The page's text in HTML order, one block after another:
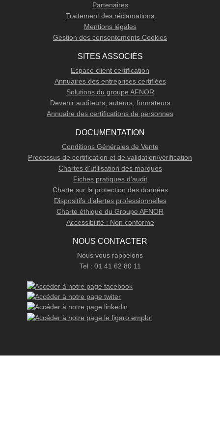
Partenaires
Traitement des réclamations
Mentions légales
Gestion des consentements Cookies
SITES ASSOCIÉS
Espace client certification
Annuaires des entreprises certifiées
Solutions du groupe AFNOR
Devenir auditeurs, auteurs, formateurs
Annuaire des certifications de personnes
DOCUMENTATION
Conditions Générales de Vente
Processus de certification et de validation/vérification
Chartes d'utilisation des marques
Fiches pratiques d'audit
Charte sur la protection des données
Dispositifs d’alertes professionnelles
Charte éthique du Groupe AFNOR
Accessibilité : Non conforme
NOUS CONTACTER
Nous vous rappelons
Tel : 01 41 62 80 11